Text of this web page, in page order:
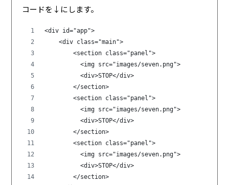
コードを↓にします。
<div id="app">
    <div class="main">
        <section class="panel">
          <img src="images/seven.png">
          <div>STOP</div>
        </section>
        <section class="panel">
          <img src="images/seven.png">
          <div>STOP</div>
        </section>
        <section class="panel">
          <img src="images/seven.png">
          <div>STOP</div>
        </section>